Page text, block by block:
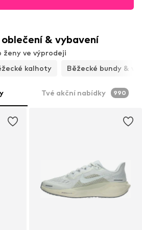
& vybavení
ženy ve výprodeji
kalhoty Běžecké bundy &
Tvé akční nabídky 990